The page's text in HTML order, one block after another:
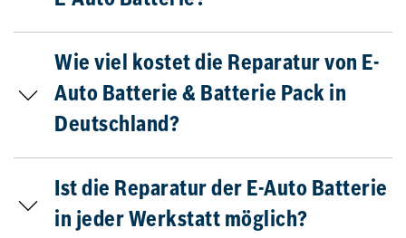
Wie viel kostet die Reparatur von E-
Auto Batterie & Batterie Pack in
Deutschland?
Ist die Reparatur der E-Auto Batterie
in jeder Werkstatt möglich?